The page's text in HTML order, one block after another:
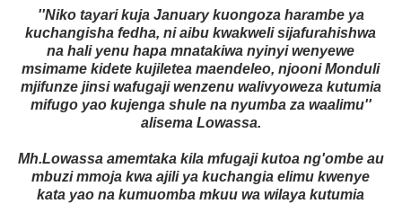
''Niko tayari kuja January kuongoza harambe ya
kuchangisha fedha, ni aibu kwakweli sijafurahishwa
na hali yenu hapa mnatakiwa nyinyi wenyewe
msimame kidete kujiletea maendeleo, njooni Monduli
mjifunze jinsi wafugaji wenzenu walivyoweza kutumia
mifugo yao kujenga shule na nyumba za waalimu''
alisema Lowassa.
Mh.Lowassa amemtaka kila mfugaji kutoa ng'ombe au
mbuzi mmoja kwa ajili ya kuchangia elimu kwenye
kata yao na kumuomba mkuu wa wilaya kutumia